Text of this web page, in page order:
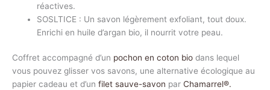
réactives.
SOSLTICE : Un savon légèrement exfoliant, tout doux.
Enrichi en huile d’argan bio, il nourrit votre peau.
Coffret accompagné d’un pochon en coton bio dans lequel
vous pouvez glisser vos savons, une alternative écologique au
papier cadeau et d’un filet sauve-savon par Chamarrel®.